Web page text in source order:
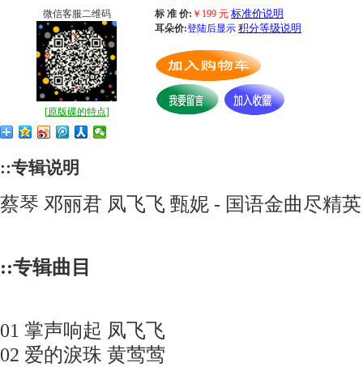
标 准 价: ￥ 199 元 标准价说明
耳朵价:登陆后显示 积分等级说明
微信客服二维码
[原版碟的特点]
::专辑说明
蔡琴 邓丽君 凤飞飞 甄妮 - 国语金曲尽精英
::专辑曲目
01 掌声响起 凤飞飞
02 爱的淚珠 黄莺莺